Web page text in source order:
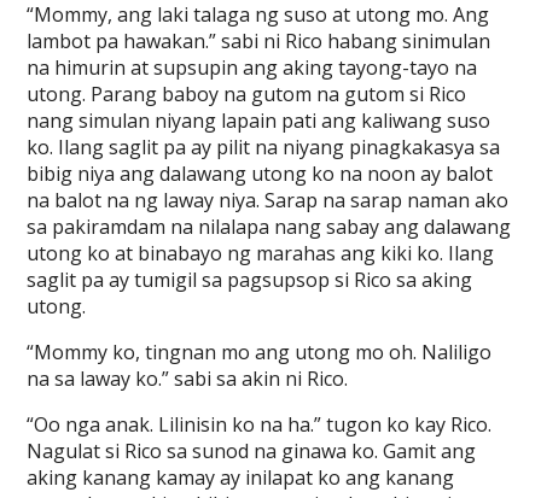
“Mommy, ang laki talaga ng suso at utong mo. Ang
lambot pa hawakan.” sabi ni Rico habang sinimulan
na himurin at supsupin ang aking tayong-tayo na
utong. Parang baboy na gutom na gutom si Rico
nang simulan niyang lapain pati ang kaliwang suso
ko. Ilang saglit pa ay pilit na niyang pinagkakasya sa
bibig niya ang dalawang utong ko na noon ay balot
na balot na ng laway niya. Sarap na sarap naman ako
sa pakiramdam na nilalapa nang sabay ang dalawang
utong ko at binabayo ng marahas ang kiki ko. Ilang
saglit pa ay tumigil sa pagsupsop si Rico sa aking
utong.
“Mommy ko, tingnan mo ang utong mo oh. Naliligo
na sa laway ko.” sabi sa akin ni Rico.
“Oo nga anak. Lilinisin ko na ha.” tugon ko kay Rico.
Nagulat si Rico sa sunod na ginawa ko. Gamit ang
aking kanang kamay ay inilapat ko ang kanang